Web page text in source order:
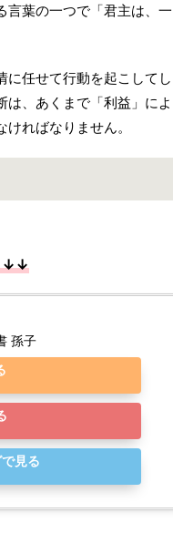
言葉の一つで「君主は、一
に任せて行動を起こしてし
は、あくまで「利益」によ
ればなりません。
↓↓
孫子
見る